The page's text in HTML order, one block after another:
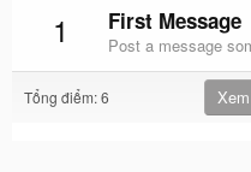
1 First Message
Post a message
Tổng điểm: 6